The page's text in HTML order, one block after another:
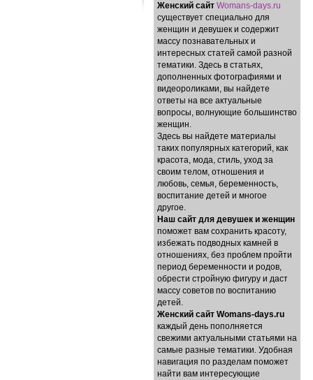
Женский сайт Womans-days.ru
существует специально для
женщин и девушек и содержит
массу познавательных и
интересных статей самой разной
тематики. Здесь в статьях,
дополненных фотографиями и
видеороликами, вы найдете
ответы на все актуальные
вопросы, волнующие большинство
женщин.
Здесь вы найдете материалы
таких популярных категорий, как
красота, мода, стиль, уход за
своим телом, отношения и
любовь, семья, беременность,
воспитание детей и многое
другое.
Наш сайт для девушек и женщин
поможет вам сохранить красоту,
избежать подводных камней в
отношениях, без проблем пройти
период беременности и родов,
обрести стройную фигуру и даст
массу советов по воспитанию
детей.
Женский сайт Womans-days.ru
каждый день пополняется
свежими актуальными статьями на
самые разные тематики. Удобная
навигация по разделам поможет
найти вам интересующие